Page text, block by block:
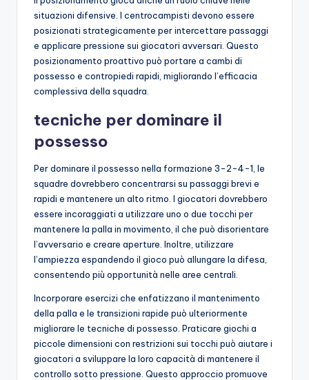
situazioni difensive. I centrocampisti devono essere
posizionati strategicamente per intercettare passaggi
e applicare pressione sui giocatori avversari. Questo
posizionamento proattivo può portare a cambi di
possesso e contropiedi rapidi, migliorando l’efficacia
complessiva della squadra.
tecniche per dominare il
possesso
Per dominare il possesso nella formazione 3-2-4-1, le
squadre dovrebbero concentrarsi su passaggi brevi e
rapidi e mantenere un alto ritmo. I giocatori dovrebbero
essere incoraggiati a utilizzare uno o due tocchi per
mantenere la palla in movimento, il che può disorientare
l’avversario e creare aperture. Inoltre, utilizzare
l’ampiezza espandendo il gioco può allungare la difesa,
consentendo più opportunità nelle aree centrali.
Incorporare esercizi che enfatizzano il mantenimento
della palla e le transizioni rapide può ulteriormente
migliorare le tecniche di possesso. Praticare giochi a
piccole dimensioni con restrizioni sui tocchi può aiutare i
giocatori a sviluppare la loro capacità di mantenere il
controllo sotto pressione. Questo approccio promuove